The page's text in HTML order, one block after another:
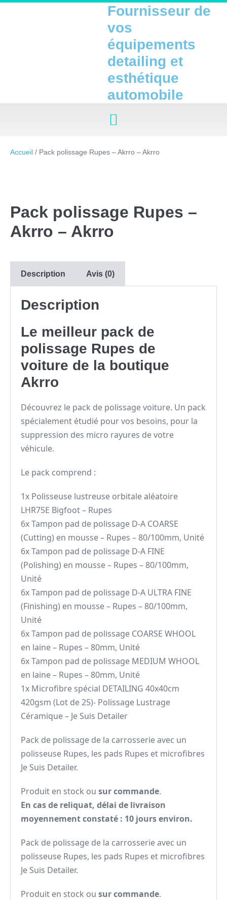
Fournisseur de
vos
équipements
detailing et
esthétique
automobile
Accueil / Pack polissage Rupes – Akrro – Akrro
Pack polissage Rupes –
Akrro – Akrro
Description Avis (0)
Description
Le meilleur pack de
polissage Rupes de
voiture de la boutique
Akrro
Découvrez le pack de polissage voiture. Un pack
spécialement étudié pour vos besoins, pour la
suppression des micro rayures de votre
véhicule.
Le pack comprend :
1x Polisseuse lustreuse orbitale aléatoire
LHR75E Bigfoot – Rupes
6x Tampon pad de polissage D-A COARSE
(Cutting) en mousse – Rupes – 80/100mm, Unité
6x Tampon pad de polissage D-A FINE
(Polishing) en mousse – Rupes – 80/100mm,
Unité
6x Tampon pad de polissage D-A ULTRA FINE
(Finishing) en mousse – Rupes – 80/100mm,
Unité
6x Tampon pad de polissage COARSE WHOOL
en laine – Rupes – 80mm, Unité
6x Tampon pad de polissage MEDIUM WHOOL
en laine – Rupes – 80mm, Unité
1x Microfibre spécial DETAILING 40x40cm
420gsm (Lot de 25)- Polissage Lustrage
Céramique – Je Suis Detailer
Pack de polissage de la carrosserie avec un
polisseuse Rupes, les pads Rupes et microfibres
Je Suis Detailer.
Produit en stock ou sur commande.
En cas de reliquat, délai de livraison
moyennement constaté : 10 jours environ.
Pack de polissage de la carrosserie avec un
polisseuse Rupes, les pads Rupes et microfibres
Je Suis Detailer.
Produit en stock ou sur commande.